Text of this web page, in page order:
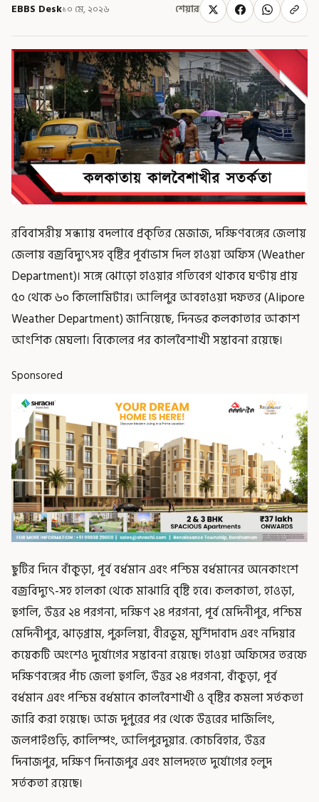
EBBS Desk১০ মে, ২০২৬ শেয়ার
রবিবাসরীয় সন্ধ্যায় বদলাবে প্রকৃতির মেজাজ, দক্ষিণবঙ্গের জেলায়
জেলায় বজ্রবিদ্যুৎসহ বৃষ্টির পূর্বাভাস দিল হাওয়া অফিস (Weather
Department)। সঙ্গে ঝোড়ো হাওয়ার গতিবেগ থাকবে ঘণ্টায় প্রায়
৫০ থেকে ৬০ কিলোমিটার। আলিপুর আবহাওয়া দফতর (Alipore
Weather Department) জানিয়েছে, দিনভর কলকাতার আকাশ
আংশিক মেঘলা। বিকেলের পর কালবৈশাখী সম্ভাবনা রয়েছে।
Sponsored
ছুটির দিনে বাঁকুড়া, পূর্ব বর্ধমান এবং পশ্চিম বর্ধমানের অনেকাংশে
বজ্রবিদ্যুৎ-সহ হালকা থেকে মাঝারি বৃষ্টি হবে। কলকাতা, হাওড়া,
হুগলি, উত্তর ২৪ পরগনা, দক্ষিণ ২৪ পরগনা, পূর্ব মেদিনীপুর, পশ্চিম
মেদিনীপুর, ঝাড়গ্রাম, পুরুলিয়া, বীরভূম, মুর্শিদাবাদ এবং নদিয়ার
কয়েকটি অংশেও দুর্যোগের সম্ভাবনা রয়েছে। হাওয়া অফিসের তরফে
দক্ষিণবঙ্গের পাঁচ জেলা হুগলি, উত্তর ২৪ পরগনা, বাঁকুড়া, পূর্ব
বর্ধমান এবং পশ্চিম বর্ধমানে কালবৈশাখী ও বৃষ্টির কমলা সর্তকতা
জারি করা হয়েছে। আজ দুপুরের পর থেকে উত্তরের দার্জিলিং,
জলপাইগুড়ি, কালিম্পং, আলিপুরদুয়ার. কোচবিহার, উত্তর
দিনাজপুর, দক্ষিণ দিনাজপুর এবং মালদহতে দুর্যোগের হলুদ
সর্তকতা রয়েছে।